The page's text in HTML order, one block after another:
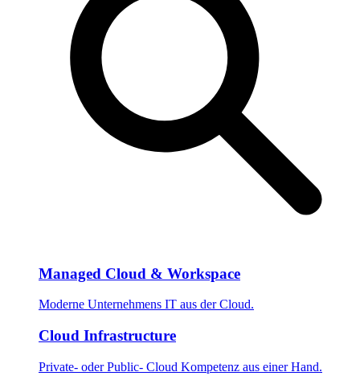
Managed Cloud & Workspace
Moderne Unternehmens IT aus der Cloud.
Cloud Infrastructure
Private- oder Public- Cloud Kompetenz aus einer Hand.